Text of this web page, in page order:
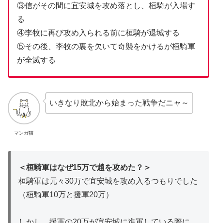
③信がその間に宜安城を攻め落とし、桓騎が入場す
る
④李牧に再び攻め入られる前に桓騎が退城する
⑤その後、李牧の裏を欠いて奇襲をかけるが桓騎軍
が全滅する
マンガ猫
いきなり敗北から始まった戦争だニャ～
＜桓騎軍はなぜ15万で趙を攻めた？＞
桓騎軍は元々30万で宜安城を攻め入るつもりでした
（桓騎軍10万と援軍20万）